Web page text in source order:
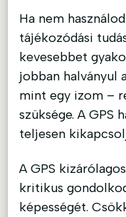
Ha nem
tájékozódási
kevesebbet
jobban halványul
mint egy izom –
szüksége. A GPS
teljesen
A GPS
kritikus
képességét.